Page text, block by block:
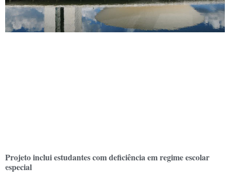
Projeto inclui estudantes com deficiência em regime escolar
especial